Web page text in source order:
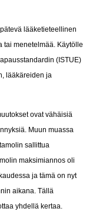
lääketieteellinen
tai menetelmää. Käytölle
(ISTUE)
lääkäreiden ja
ovat vähäisiä
Muun muassa
sallittua
maksimiannos oli
ja tämä on nyt
aikana. Tällä
yhdellä kertaa.